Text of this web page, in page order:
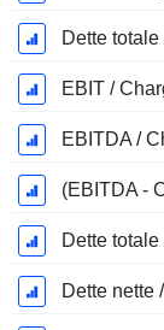
Dette
EBIT /
EBITDA /
(EBITDA -
Dette
Dette nette